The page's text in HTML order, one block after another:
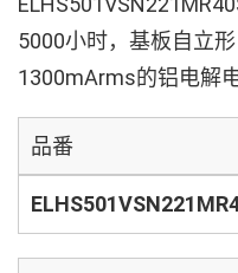
5000小时，基板自立
1300mArms的铝电解电
品番